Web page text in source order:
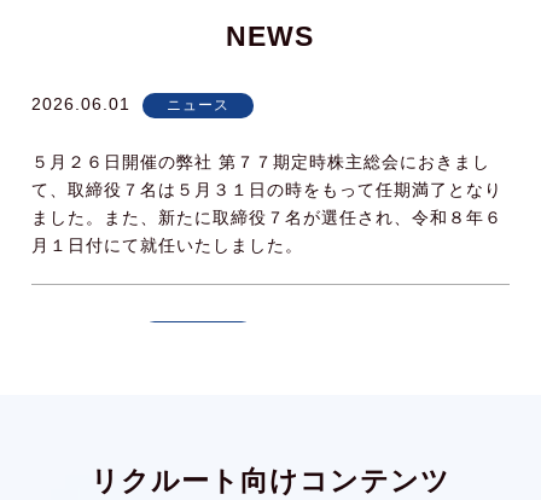
NEWS
2026.06.01 ニュース
５月２６日開催の弊社 第７７期定時株主総会におきまし
て、取締役７名は５月３１日の時をもって任期満了となり
ました。また、新たに取締役７名が選任され、令和８年６
月１日付にて就任いたしました。
月１日付にて就任いたしました。
リクルート向けコンテンツ